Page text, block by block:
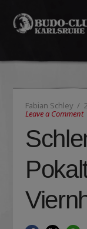
Club
e.V.
Fabian Schley
Leave a Comment